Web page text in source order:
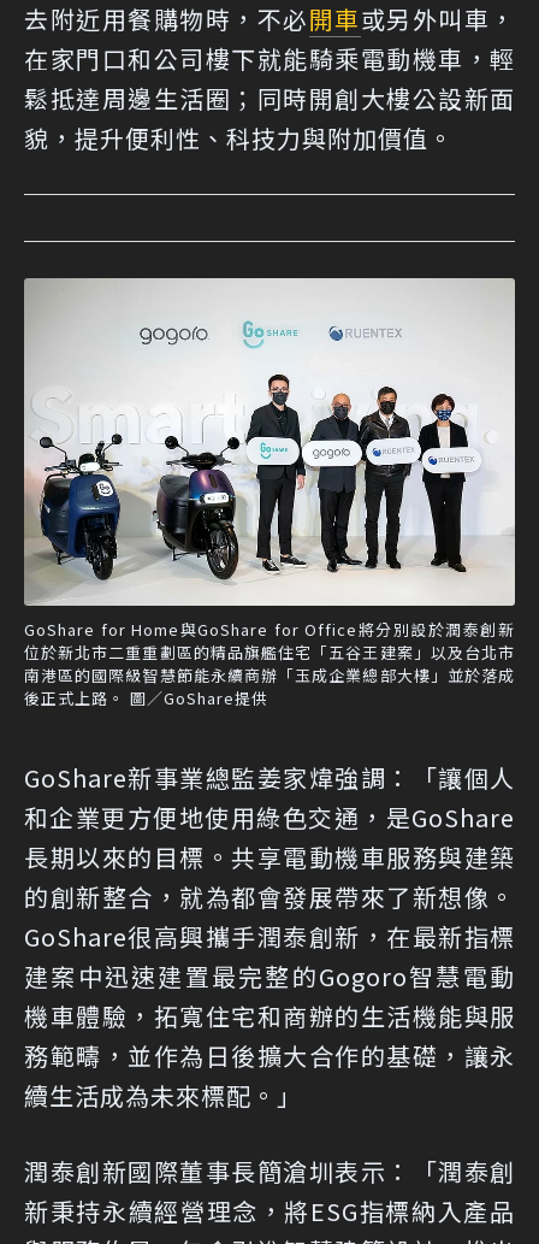
去附近用餐購物時，不必開車或另外叫車，
在家門口和公司樓下就能騎乘電動機車，輕
鬆抵達周邊生活圈；同時開創大樓公設新面
貌，提升便利性、科技力與附加價值。
GoShare for Home與GoShare for Office將分別設於潤泰創新
位於新北市二重重劃區的精品旗艦住宅「五谷王建案」以及台北市
南港區的國際級智慧節能永續商辦「玉成企業總部大樓」並於落成
後正式上路。 圖／GoShare提供
GoShare新事業總監姜家煒強調：「讓個人
和企業更方便地使用綠色交通，是GoShare
長期以來的目標。共享電動機車服務與建築
的創新整合，就為都會發展帶來了新想像。
GoShare很高興攜手潤泰創新，在最新指標
建案中迅速建置最完整的Gogoro智慧電動
機車體驗，拓寬住宅和商辦的生活機能與服
務範疇，並作為日後擴大合作的基礎，讓永
續生活成為未來標配。」
潤泰創新國際董事長簡滄圳表示：「潤泰創
新秉持永續經營理念，將ESG指標納入產品